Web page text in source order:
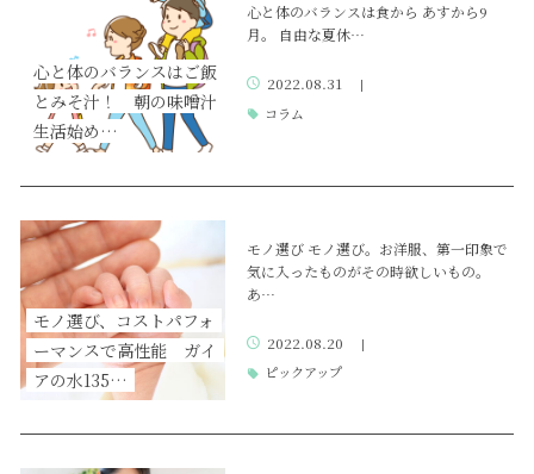
心と体のバランスはご飯
とみそ汁！ 朝の味噌汁
生活始め…
心と体のバランスは食から あすから9
月。 自由な夏休…
2022.08.31 |
コラム
モノ選び、コストパフォ
ーマンスで高性能 ガイ
アの水135…
モノ選び モノ選び。お洋服、第一印象で
気に入ったものがその時欲しいもの。
あ…
2022.08.20 |
ピックアップ